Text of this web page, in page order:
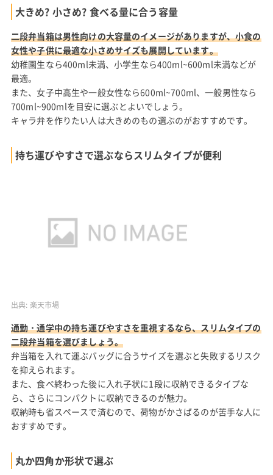
大きめ? 小さめ? 食べる量に合う容量
二段弁当箱は男性向けの大容量のイメージがありますが、小食の
女性や子供に最適な小さめサイズも展開しています。
幼稚園生なら400ml未満、小学生なら400ml~600ml未満などが
最適。
また、女子中高生や一般女性なら600ml~700ml、一般男性なら
700ml~900mlを目安に選ぶとよいでしょう。
キャラ弁を作りたい人は大きめのもの選ぶのがおすすめです。
持ち運びやすさで選ぶならスリムタイプが便利
出典: 楽天市場
通勤・通学中の持ち運びやすさを重視するなら、スリムタイプの
二段弁当箱を選びましょう。
弁当箱を入れて運ぶバッグに合うサイズを選ぶと失敗するリスク
を抑えられます。
また、食べ終わった後に入れ子状に1段に収納できるタイプな
ら、さらにコンパクトに収納できるのが魅力。
収納時も省スペースで済むので、荷物がかさばるのが苦手な人に
おすすめです。
丸か四角か形状で選ぶ